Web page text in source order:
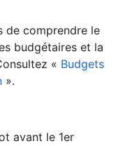
de comprendre le
budgétaires et la
« Budgets
».
avant le 1er